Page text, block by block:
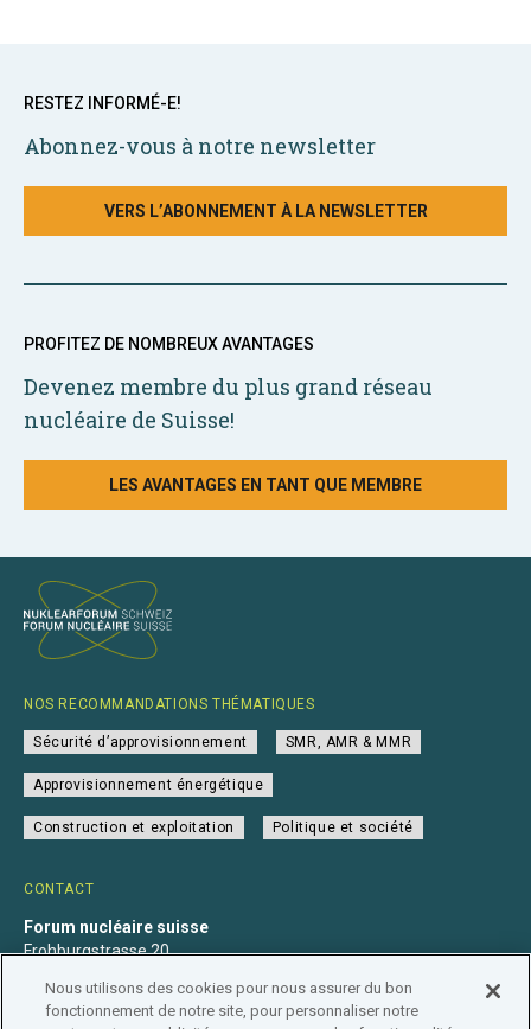
RESTEZ INFORMÉ-E!
Abonnez-vous à notre newsletter
VERS L’ABONNEMENT À LA NEWSLETTER
PROFITEZ DE NOMBREUX AVANTAGES
Devenez membre du plus grand réseau
nucléaire de Suisse!
LES AVANTAGES EN TANT QUE MEMBRE
CONTACT
Forum nucléaire suisse
Frohburgstrasse 20
+41 31 560 36 50
info@nuklearforum.ch
NOS RECOMMANDATIONS THÉMATIQUES
Sécurité d’approvisionnement SMR, AMR & MMR
Approvisionnement énergétique
Construction et exploitation Politique et société
Nous utilisons des cookies pour nous assurer du bon
fonctionnement de notre site, pour personnaliser notre